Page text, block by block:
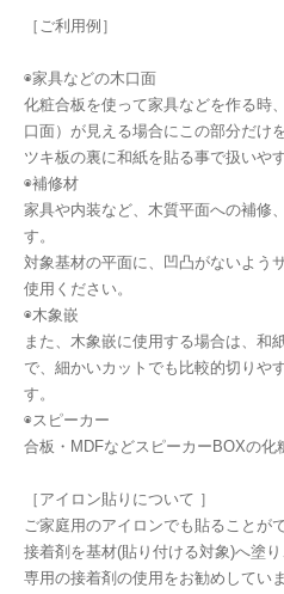
［ご利用例］
◉家具などの木口面
化粧合板を使って家具などを作る時
口面）が見える場合にこの部分だけ
ツキ板の裏に和紙を貼る事で扱いや
◉補修材
家具や内装など、木質平面への補修
す。
対象基材の平面に、凹凸がないよう
使用ください。
◉木象嵌
また、木象嵌に使用する場合は、和
で、細かいカットでも比較的切りや
す。
◉スピーカー
合板・MDFなどスピーカーBOXの化
［アイロン貼りについて ］
ご家庭用のアイロンでも貼ることが
接着剤を基材(貼り付ける対象)へ塗
専用の接着剤の使用をお勧めしていま